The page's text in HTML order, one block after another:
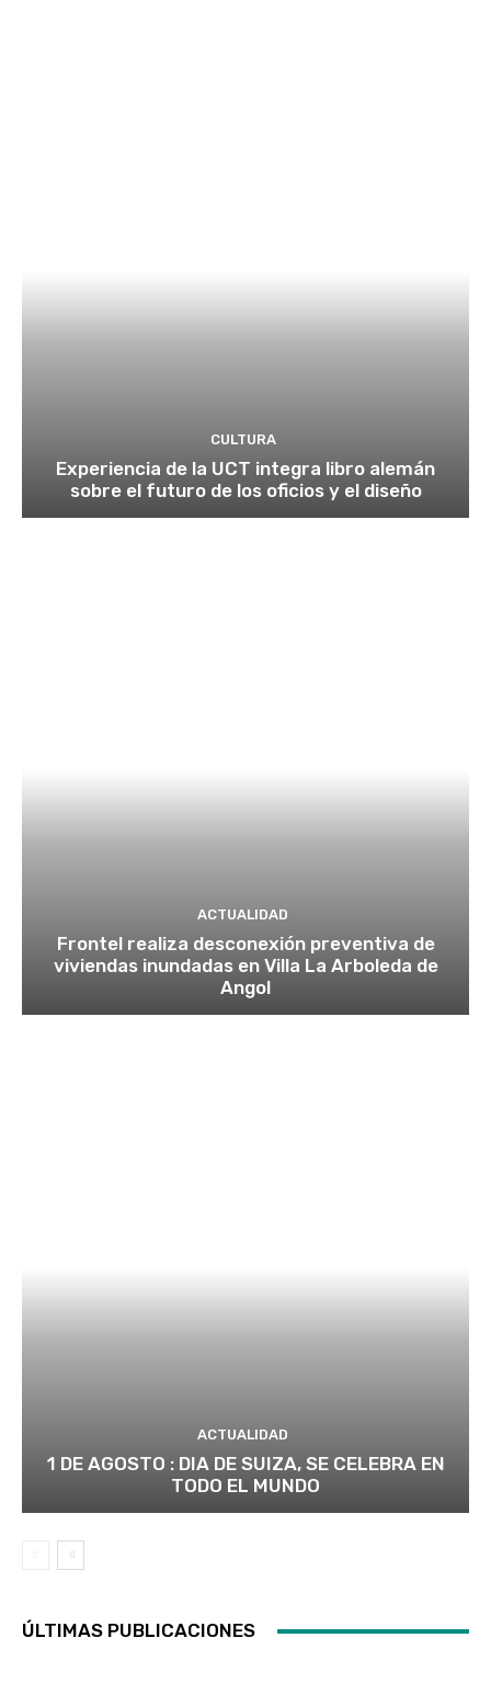
CULTURA
Experiencia de la UCT integra libro alemán
sobre el futuro de los oficios y el diseño
ACTUALIDAD
Frontel realiza desconexión preventiva de
viviendas inundadas en Villa La Arboleda de
Angol
ACTUALIDAD
1 DE AGOSTO : DIA DE SUIZA, SE CELEBRA EN
TODO EL MUNDO
ÚLTIMAS PUBLICACIONES